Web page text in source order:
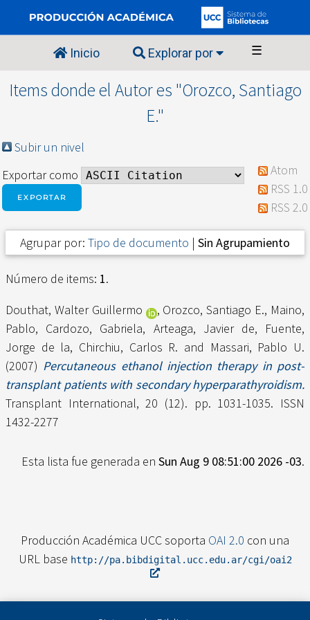
Inicio Explorar por ☰
Items donde el Autor es "Orozco, Santiago
E."
Subir un nivel
Exportar como
Atom
RSS 1.0
RSS 2.0
Agrupar por: Tipo de documento | Sin Agrupamiento
Número de items: 1.
Douthat, Walter Guillermo
, Orozco, Santiago E., Maino,
Pablo, Cardozo, Gabriela, Arteaga, Javier de, Fuente,
Jorge de la, Chirchiu, Carlos R. and Massari, Pablo U.
(2007) Percutaneous ethanol injection therapy in post-
transplant patients with secondary hyperparathyroidism.
Transplant International, 20 (12). pp. 1031-1035. ISSN
1432-2277
Esta lista fue generada en Sun Aug 9 08:51:00 2026 -03.
Producción Académica UCC soporta OAI 2.0 con una
URL base http://pa.bibdigital.ucc.edu.ar/cgi/oai2